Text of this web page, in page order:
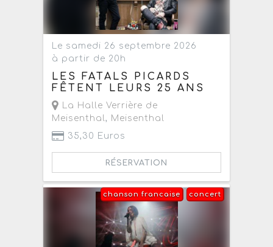
Le samedi 26 septembre 2026
à partir de 20h
LES FATALS PICARDS
FÊTENT LEURS 25 ANS
La Halle Verrière de
Meisenthal , Meisenthal
35,30 Euros
RÉSERVATION
concert
chanson francaise